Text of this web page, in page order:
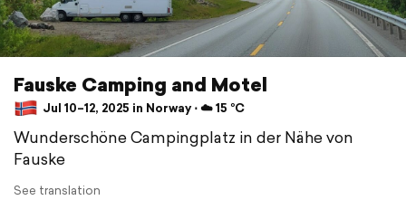
Fauske Camping and Motel
Jul 10–12, 2025 in Norway ⋅ ☁️ 15 °C
Wunderschöne Campingplatz in der Nähe von
Fauske
See translation